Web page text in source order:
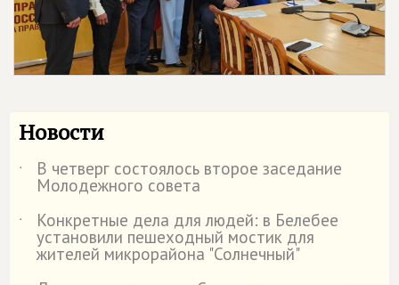
Новости
˙ В четверг состоялось второе заседание
Молодежного совета
˙
Конкретные дела для людей: в Белебее
установили пешеходный мостик для
жителей микрорайона "Солнечный"